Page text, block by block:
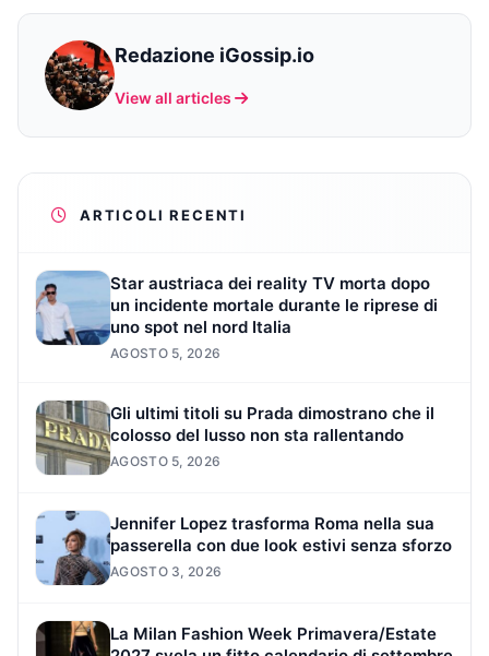
Redazione iGossip.io
View all articles
ARTICOLI RECENTI
Star austriaca dei reality TV morta dopo
un incidente mortale durante le riprese di
uno spot nel nord Italia
AGOSTO 5, 2026
Gli ultimi titoli su Prada dimostrano che il
colosso del lusso non sta rallentando
AGOSTO 5, 2026
Jennifer Lopez trasforma Roma nella sua
passerella con due look estivi senza sforzo
AGOSTO 3, 2026
La Milan Fashion Week Primavera/Estate